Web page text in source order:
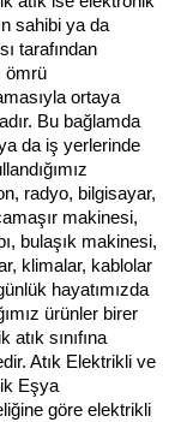
sahibi ya da
tarafından
ömrü
ortaya
Bu bağlamda
da iş yerlerinde
radyo, bilgisayar,
makinesi,
bulaşık makinesi,
klimalar, kablolar
hayatımızda
ürünler birer
atık sınıfına
Atık Elektrikli ve
Eşya
göre elektrikli